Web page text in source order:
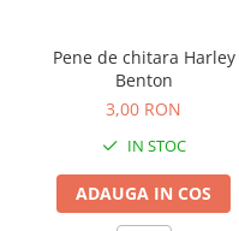
Subwoofere de studio
Tratament acustic
Lumini si efecte
Accesorii pentru lumini
Bare Led
Cabluri de Alimentare
Pene de chitara Harley
Benton
3,00 RON
IN STOC
ADAUGA IN COS